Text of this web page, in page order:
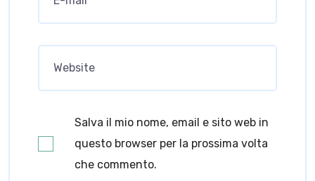
Salva il mio nome, email e sito web in
questo browser per la prossima volta
che commento.